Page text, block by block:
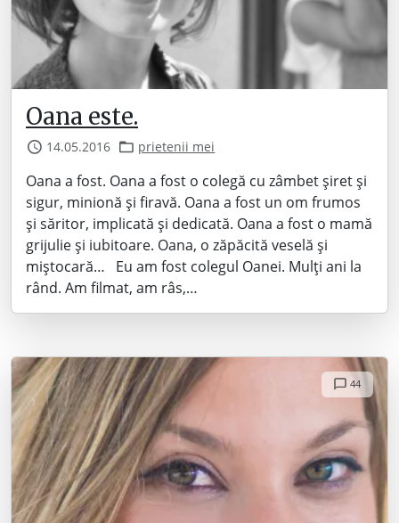
Oana este.
14.05.2016 prietenii mei
Oana a fost. Oana a fost o colegă cu zâmbet șiret și
sigur, minionă și firavă. Oana a fost un om frumos
și săritor, implicată și dedicată. Oana a fost o mamă
grijulie și iubitoare. Oana, o zăpăcită veselă și
miștocară… Eu am fost colegul Oanei. Mulți ani la
rând. Am filmat, am râs,…
44